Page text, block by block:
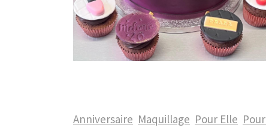
Anniversaire Maquillage Pour Elle